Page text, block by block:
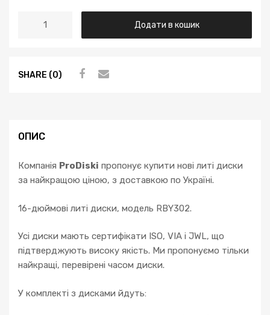
грн.5,950.00.
ціна:
грн.5,650.00.
Audi
A8
Skoda
кількість
Додати в кошик
SHARE (0)
ОПИС
Компанія ProDiski пропонує купити нові литі диски
за найкращою ціною, з доставкою по Україні.
16-дюймові литі диски, модель RBY302.
Усі диски мають сертифікати ISO, VIA і JWL, що
підтверджують високу якість. Ми пропонуємо тільки
найкращі, перевірені часом диски.
У комплекті з дисками йдуть: